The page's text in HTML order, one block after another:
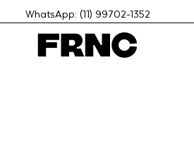
WhatsApp: (11) 99702-1352